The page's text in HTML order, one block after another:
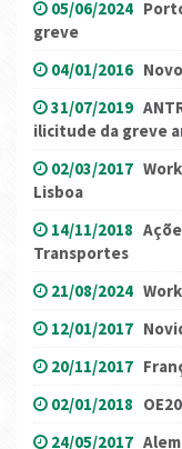
05/06/2024
greve
04/01/2016
31/07/2019
ilicitude da greve
02/03/2017
Lisboa
14/11/2018
Transportes
21/08/2024
12/01/2017
20/11/2017
02/01/2018
24/05/2017